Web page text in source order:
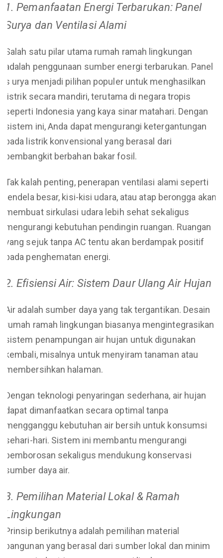
1. Pemanfaatan Energi Terbarukan: Panel
Surya dan Ventilasi Alami
Salah satu pilar utama rumah ramah lingkungan
adalah penggunaan sumber energi terbarukan. Panel
s urya menjadi pilihan populer untuk menghasilkan
listrik secara mandiri, terutama di negara tropis
seperti Indonesia yang kaya sinar matahari. Dengan
sistem ini, Anda dapat mengurangi ketergantungan
pada listrik konvensional yang berasal dari
pembangkit berbahan bakar fosil.
Tak kalah penting, penerapan ventilasi alami seperti
jendela besar, kisi-kisi udara, atau atap berongga akan
membuat sirkulasi udara lebih sehat sekaligus
mengurangi kebutuhan pendingin ruangan. Ruangan
yang sejuk tanpa AC tentu akan berdampak positif
pada penghematan energi.
2. Efisiensi Air: Sistem Daur Ulang Air Hujan
Air adalah sumber daya yang tak tergantikan. Desain
rumah ramah lingkungan biasanya mengintegrasikan
sistem penampungan air hujan untuk digunakan
kembali, misalnya untuk menyiram tanaman atau
membersihkan halaman.
Dengan teknologi penyaringan sederhana, air hujan
dapat dimanfaatkan secara optimal tanpa
mengganggu kebutuhan air bersih untuk konsumsi
sehari-hari. Sistem ini membantu mengurangi
pemborosan sekaligus mendukung konservasi
sumber daya air.
3. Pemilihan Material Lokal & Ramah
Lingkungan
Prinsip berikutnya adalah pemilihan material
bangunan yang berasal dari sumber lokal dan minim